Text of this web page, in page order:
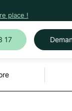
place !
17